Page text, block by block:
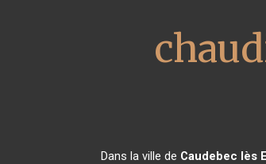
Dans la ville de Caudebec lès